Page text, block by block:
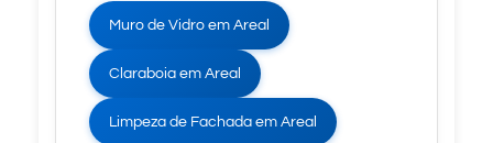
Muro de Vidro em Areal
Claraboia em Areal
Limpeza de Fachada em Areal